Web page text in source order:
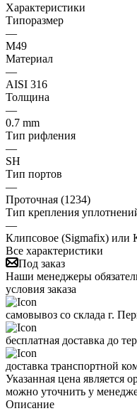
Характеристики
Типоразмер
—
M49
Материал
—
AISI 316
Толщина
—
0.7 mm
Тип рифления
—
SH
Тип портов
—
Проточная (1234)
Тип крепления
—
Клипсовое (Sigmafix) или
Все характеристики
Под заказ
Наши менеджеры
условия заказа
самовывоз со склада г.
бесплатная доставка до
доставка транспортной
Указанная цена является
можно уточнить у
Описание